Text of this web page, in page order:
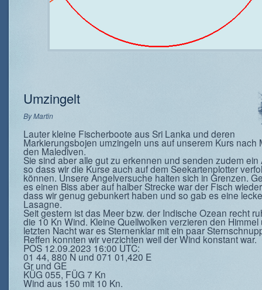
Umzingelt
ByMartin
Lauter kleine Fischerboote aus Sri Lanka und deren
Markierungsbojen umzingeln uns auf unserem Kurs nach
den Malediven.
Sie sind aber alle gut zu erkennen und senden zudem ein
so dass wir die Kurse auch auf dem Seekartenplotter
können. Unsere Angelversuche halten sich in Grenzen.
es einen Biss aber auf halber Strecke war der Fisch
dass wir genug gebunkert haben und so gab es eine
Lasagne.
Seit gestern ist das Meer bzw. der Indische Ozean recht
die 10 Kn Wind. Kleine Quellwolken verzieren den Himmel
letzten Nacht war es Sternenklar mit ein paar
Reffen konnten wir verzichten weil der Wind konstant war.
POS 12.09.2023 16:00 UTC:
01 44, 880 N und 071 01,420 E
Gr und GE
KÜG 055, FÜG 7 Kn
Wind aus 150 mit 10 Kn.